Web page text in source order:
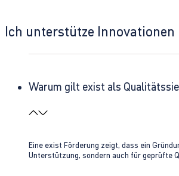
Ich unterstütze
Warum gilt exist als
Eine exist Förderung zeigt, dass ein
Unterstützung, sondern auch für geprüfte